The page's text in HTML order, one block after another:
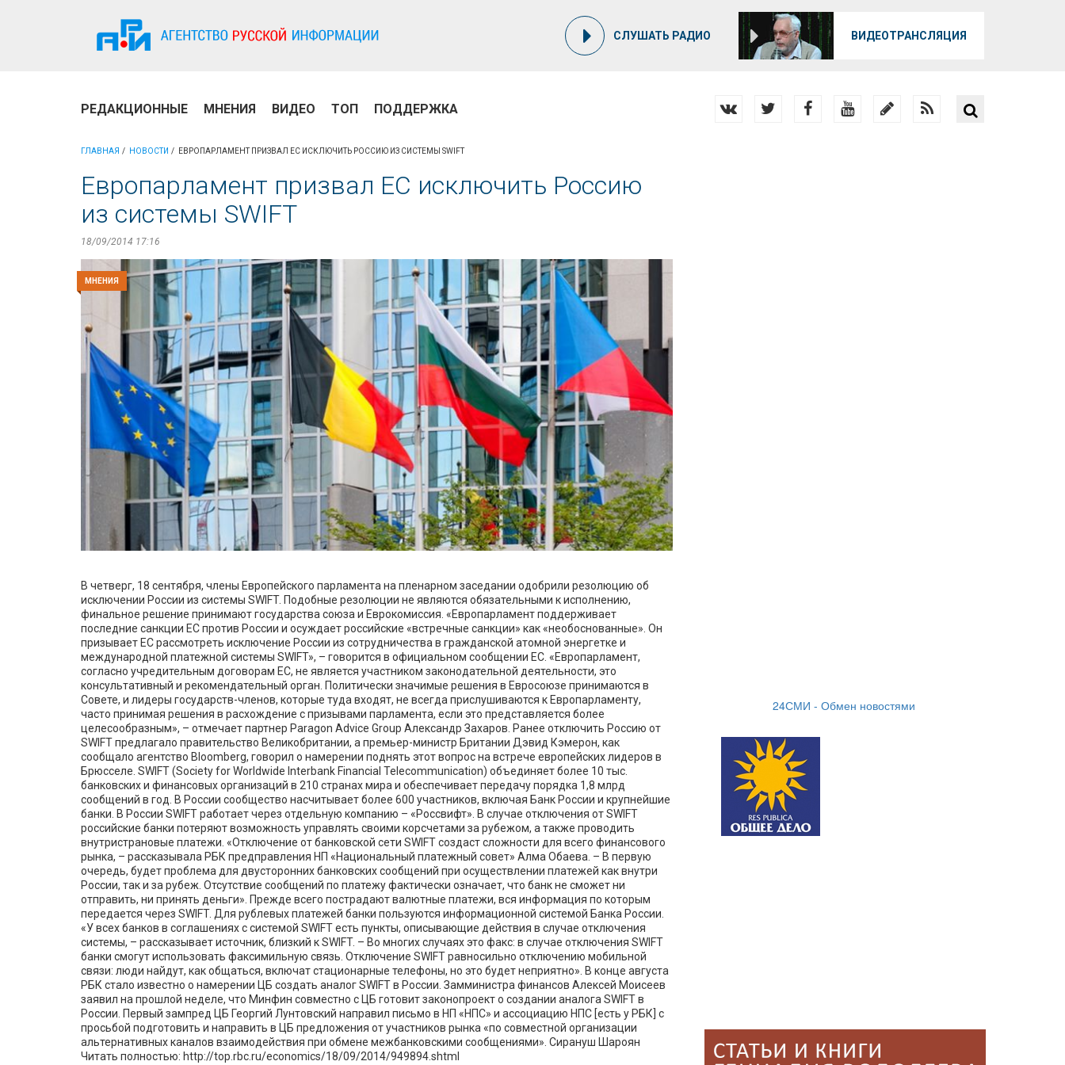
СЛУШАТЬ РАДИО ВИДЕОТРАНСЛЯЦИЯ
РЕДАКЦИОННЫЕ МНЕНИЯ ВИДЕО ТОП ПОДДЕРЖКА
ГЛАВНАЯ НОВОСТИ ЕВРОПАРЛАМЕНТ ПРИЗВАЛ ЕС ИСКЛЮЧИТЬ РОССИЮ ИЗ СИСТЕМЫ SWIFT
Европарламент призвал ЕС исключить Россию
из системы SWIFT
18/09/2014 17:16
МНЕНИЯ
В четверг, 18 сентября, члены Европейского парламента на пленарном заседании одобрили резолюцию об
исключении России из системы SWIFT. Подобные резолюции не являются обязательными к исполнению,
финальное решение принимают государства союза и Еврокомиссия. «Европарламент поддерживает
последние санкции ЕС против России и осуждает российские «встречные санкции» как «необоснованные». Он
призывает ЕС рассмотреть исключение России из сотрудничества в гражданской атомной энергетке и
международной платежной системы SWIFT», – говорится в официальном сообщении ЕС. «Европарламент,
согласно учредительным договорам ЕС, не является участником законодательной деятельности, это
консультативный и рекомендательный орган. Политически значимые решения в Евросоюзе принимаются в
Совете, и лидеры государств-членов, которые туда входят, не всегда прислушиваются к Европарламенту,
часто принимая решения в расхождение с призывами парламента, если это представляется более
целесообразным», – отмечает партнер Paragon Advice Group Александр Захаров. Ранее отключить Россию от
SWIFT предлагало правительство Великобритании, а премьер-министр Британии Дэвид Кэмерон, как
сообщало агентство Bloomberg, говорил о намерении поднять этот вопрос на встрече европейских лидеров в
Брюсселе. SWIFT (Society for Worldwide Interbank Financial Telecommunication) объединяет более 10 тыс.
банковских и финансовых организаций в 210 странах мира и обеспечивает передачу порядка 1,8 млрд
сообщений в год. В России сообщество насчитывает более 600 участников, включая Банк России и крупнейшие
банки. В России SWIFT работает через отдельную компанию – «Россвифт». В случае отключения от SWIFT
российские банки потеряют возможность управлять своими корсчетами за рубежом, а также проводить
внутристрановые платежи. «Отключение от банковской сети SWIFT создаст сложности для всего финансового
рынка, – рассказывала РБК предправления НП «Национальный платежный совет» Алма Обаева. – В первую
очередь, будет проблема для двусторонних банковских сообщений при осуществлении платежей как внутри
России, так и за рубеж. Отсутствие сообщений по платежу фактически означает, что банк не сможет ни
отправить, ни принять деньги». Прежде всего пострадают валютные платежи, вся информация по которым
передается через SWIFT. Для рублевых платежей банки пользуются информационной системой Банка России.
«У всех банков в соглашениях с системой SWIFT есть пункты, описывающие действия в случае отключения
системы, – рассказывает источник, близкий к SWIFT. – Во многих случаях это факс: в случае отключения SWIFT
банки смогут использовать факсимильную связь. Отключение SWIFT равносильно отключению мобильной
связи: люди найдут, как общаться, включат стационарные телефоны, но это будет неприятно». В конце августа
РБК стало известно о намерении ЦБ создать аналог SWIFT в России. Замминистра финансов Алексей Моисеев
заявил на прошлой неделе, что Минфин совместно с ЦБ готовит законопроект о создании аналога SWIFT в
России. Первый зампред ЦБ Георгий Лунтовский направил письмо в НП «НПС» и ассоциацию НПС [есть у РБК] с
просьбой подготовить и направить в ЦБ предложения от участников рынка «по совместной организации
альтернативных каналов взаимодействия при обмене межбанковскими сообщениями». Сирануш Шароян
Читать полностью: http://top.rbc.ru/economics/18/09/2014/949894.shtml
24СМИ - Обмен новостями